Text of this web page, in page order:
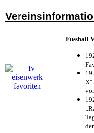
Fussball
X“